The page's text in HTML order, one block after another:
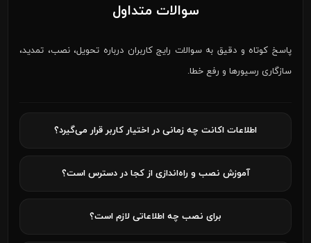
سوالات متداول
پاسخ کوتاه و دقیق به سوالات رایج کاربران درباره تحویل، نصب، تمدید،
سازگاری رسیورها و رفع خطا.
اطلاعات اکانت چه زمانی در اختیار کاربر قرار می‌گیرد؟
آموزش نصب و راه‌اندازی از کجا در دسترس است؟
برای نصب چه اطلاعاتی لازم است؟